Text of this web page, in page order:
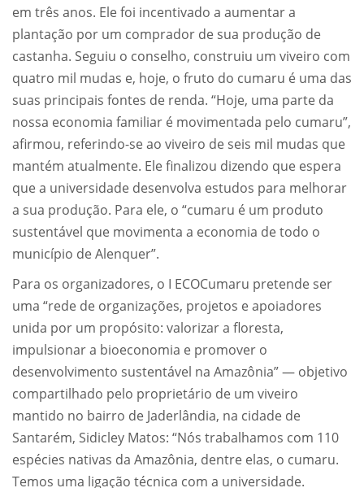
em três anos. Ele foi incentivado a aumentar a
plantação por um comprador de sua produção de
castanha. Seguiu o conselho, construiu um viveiro com
quatro mil mudas e, hoje, o fruto do cumaru é uma das
suas principais fontes de renda. “Hoje, uma parte da
nossa economia familiar é movimentada pelo cumaru”,
afirmou, referindo-se ao viveiro de seis mil mudas que
mantém atualmente. Ele finalizou dizendo que espera
que a universidade desenvolva estudos para melhorar
a sua produção. Para ele, o “cumaru é um produto
sustentável que movimenta a economia de todo o
município de Alenquer”.
Para os organizadores, o I ECOCumaru pretende ser
uma “rede de organizações, projetos e apoiadores
unida por um propósito: valorizar a floresta,
impulsionar a bioeconomia e promover o
desenvolvimento sustentável na Amazônia” — objetivo
compartilhado pelo proprietário de um viveiro
mantido no bairro de Jaderlândia, na cidade de
Santarém, Sidicley Matos: “Nós trabalhamos com 110
espécies nativas da Amazônia, dentre elas, o cumaru.
Temos uma ligação técnica com a universidade.